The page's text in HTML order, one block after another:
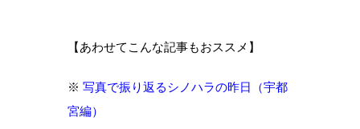
【あわせてこんな記事もおススメ】
※ 写真で振り返るシノハラの昨日（宇都
宮編）